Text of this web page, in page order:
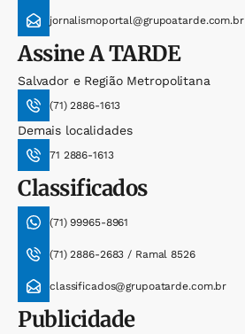
jornalismoportal@grupoatarde.com.br
AssineA TARDE
Salvador e Região Metropolitana
(71) 2886-1613
Demais localidades
71 2886-1613
Classificados
(71) 99965-8961
(71) 2886-2683 / Ramal 8526
classificados@grupoatarde.com.br
Publicidade